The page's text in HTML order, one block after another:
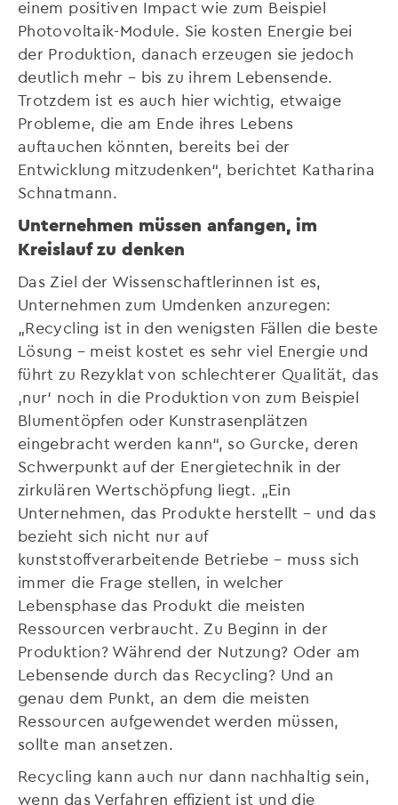
einem positiven Impact wie zum Beispiel
Photovoltaik-Module. Sie kosten Energie bei
der Produktion, danach erzeugen sie jedoch
deutlich mehr – bis zu ihrem Lebensende.
Trotzdem ist es auch hier wichtig, etwaige
Probleme, die am Ende ihres Lebens
auftauchen könnten, bereits bei der
Entwicklung mitzudenken“, berichtet Katharina
Schnatmann.
Unternehmen müssen anfangen, im
Kreislauf zu denken
Das Ziel der Wissenschaftlerinnen ist es,
Unternehmen zum Umdenken anzuregen:
„Recycling ist in den wenigsten Fällen die beste
Lösung – meist kostet es sehr viel Energie und
führt zu Rezyklat von schlechterer Qualität, das
‚nur‘ noch in die Produktion von zum Beispiel
Blumentöpfen oder Kunstrasenplätzen
eingebracht werden kann“, so Gurcke, deren
Schwerpunkt auf der Energietechnik in der
zirkulären Wertschöpfung liegt. „Ein
Unternehmen, das Produkte herstellt – und das
bezieht sich nicht nur auf
kunststoffverarbeitende Betriebe – muss sich
immer die Frage stellen, in welcher
Lebensphase das Produkt die meisten
Ressourcen verbraucht. Zu Beginn in der
Produktion? Während der Nutzung? Oder am
Lebensende durch das Recycling? Und an
genau dem Punkt, an dem die meisten
Ressourcen aufgewendet werden müssen,
sollte man ansetzen.
Recycling kann auch nur dann nachhaltig sein,
wenn das Verfahren effizient ist und die